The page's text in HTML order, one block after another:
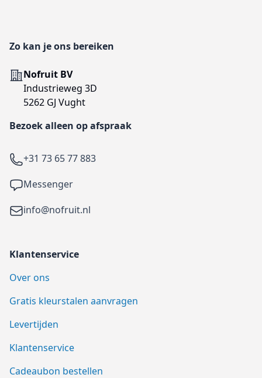
Zo kan je ons bereiken
AdresNofruit BV
Industrieweg 3D
5262 GJ Vught
Bezoek alleen op afspraak
Telefoon
+31 73 65 77 883
Facebook
Messenger
Emailinfo@nofruit.nl
Klantenservice
Over ons
Gratis kleurstalen aanvragen
Levertijden
Klantenservice
Cadeaubon bestellen